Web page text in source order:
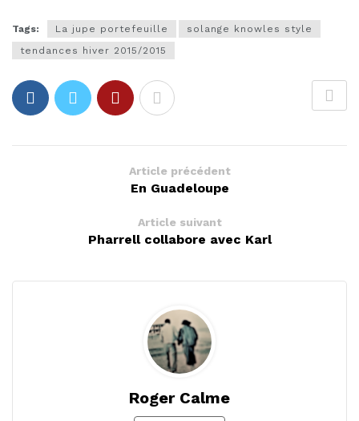
Tags: La jupe portefeuille
solange knowles style
tendances hiver 2015/2015
Article précédent
En Guadeloupe
Article suivant
Pharrell collabore avec Karl
Roger Calme